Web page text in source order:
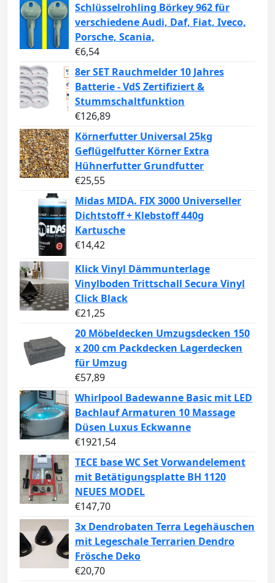
Schlüsselrohling Börkey 962 für
verschiedene Audi, Daf, Fiat, Iveco,
Porsche, Scania,
€6,54
8er SET Rauchmelder 10 Jahres
Batterie - VdS Zertifiziert &
Stummschaltfunktion
€126,89
Körnerfutter Universal 25kg
Geflügelfutter Körner Extra
Hühnerfutter Grundfutter
€25,55
Midas MIDA. FIX 3000 Universeller
Dichtstoff + Klebstoff 440g
Kartusche
€14,42
Klick Vinyl Dämmunterlage
Vinylboden Trittschall Secura Vinyl
Click Black
€21,25
20 Möbeldecken Umzugsdecken 150
x 200 cm Packdecken Lagerdecken
für Umzug
€57,89
Whirlpool Badewanne Basic mit LED
Bachlauf Armaturen 10 Massage
Düsen Luxus Eckwanne
€1921,54
TECE base WC Set Vorwandelement
mit Betätigungsplatte BH 1120
NEUES MODEL
€147,70
3x Dendrobaten Terra Legehäuschen
mit Legeschale Terrarien Dendro
Frösche Deko
€20,70